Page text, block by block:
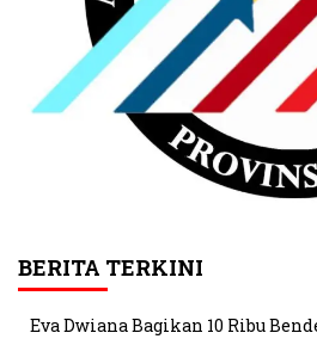
BERITA TERKINI
Eva Dwiana Bagikan 10 Ribu